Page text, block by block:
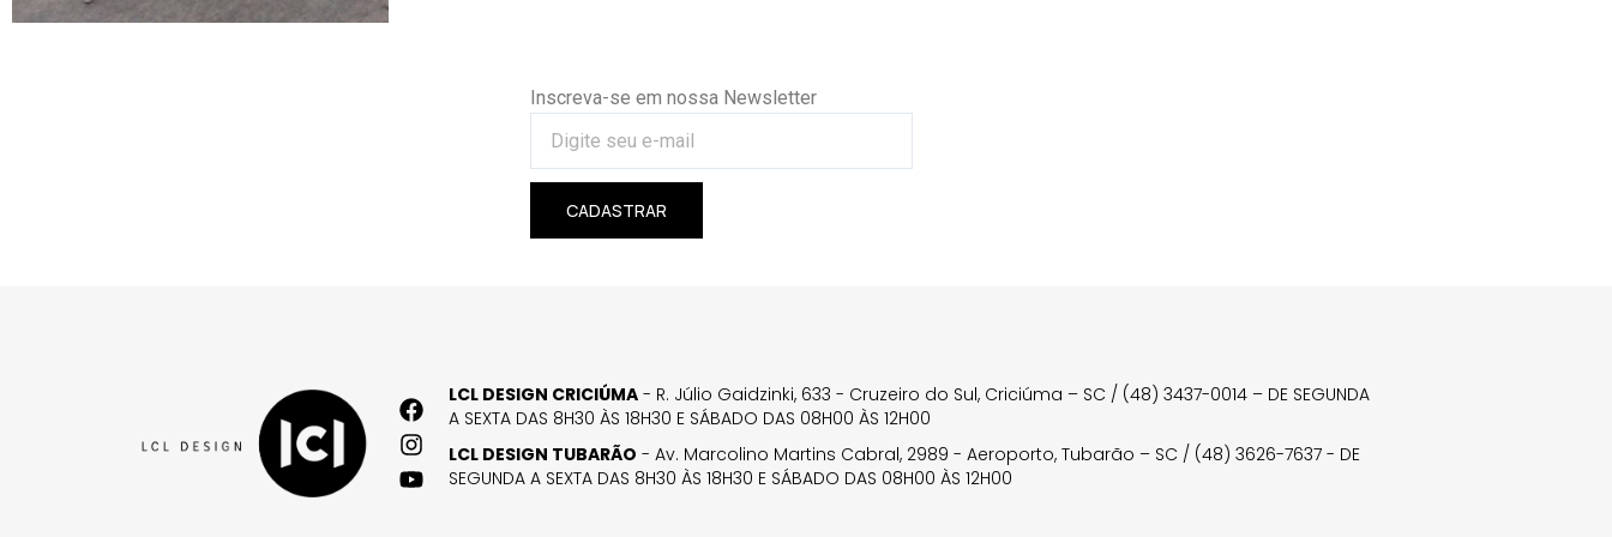
Inscreva-se em nossa Newsletter
CADASTRAR
LCL DESIGN CRICIÚMA - R. Júlio Gaidzinki, 633 - Cruzeiro do Sul, Criciúma – SC / (48) 3437-0014 – DE SEGUNDA
A SEXTA DAS 8H30 ÀS 18H30 E SÁBADO DAS 08H00 ÀS 12H00
LCL DESIGN TUBARÃO - Av. Marcolino Martins Cabral, 2989 - Aeroporto, Tubarão – SC / (48) 3626-7637 - DE
SEGUNDA A SEXTA DAS 8H30 ÀS 18H30 E SÁBADO DAS 08H00 ÀS 12H00